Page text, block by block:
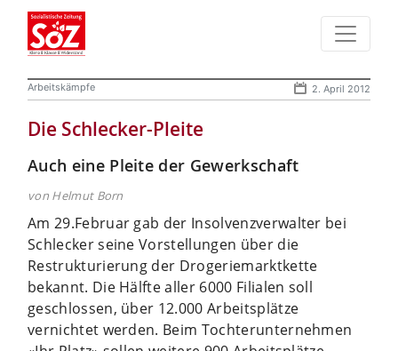
Arbeitskämpfe 2. April 2012
Die Schlecker-Pleite
Auch eine Pleite der Gewerkschaft
von Helmut Born
Am 29.Februar gab der Insolvenzverwalter bei
Schlecker seine Vorstellungen über die
Restrukturierung der Drogeriemarktkette
bekannt. Die Hälfte aller 6000 Filialen soll
geschlossen, über 12.000 Arbeitsplätze
vernichtet werden. Beim Tochterunternehmen